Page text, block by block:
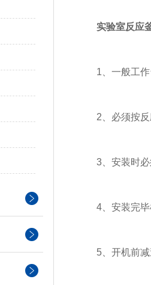
实验室反应
1、一般工作台
2、必须按反应
3、安装时必须
4、安装完毕检
5、开机前减速